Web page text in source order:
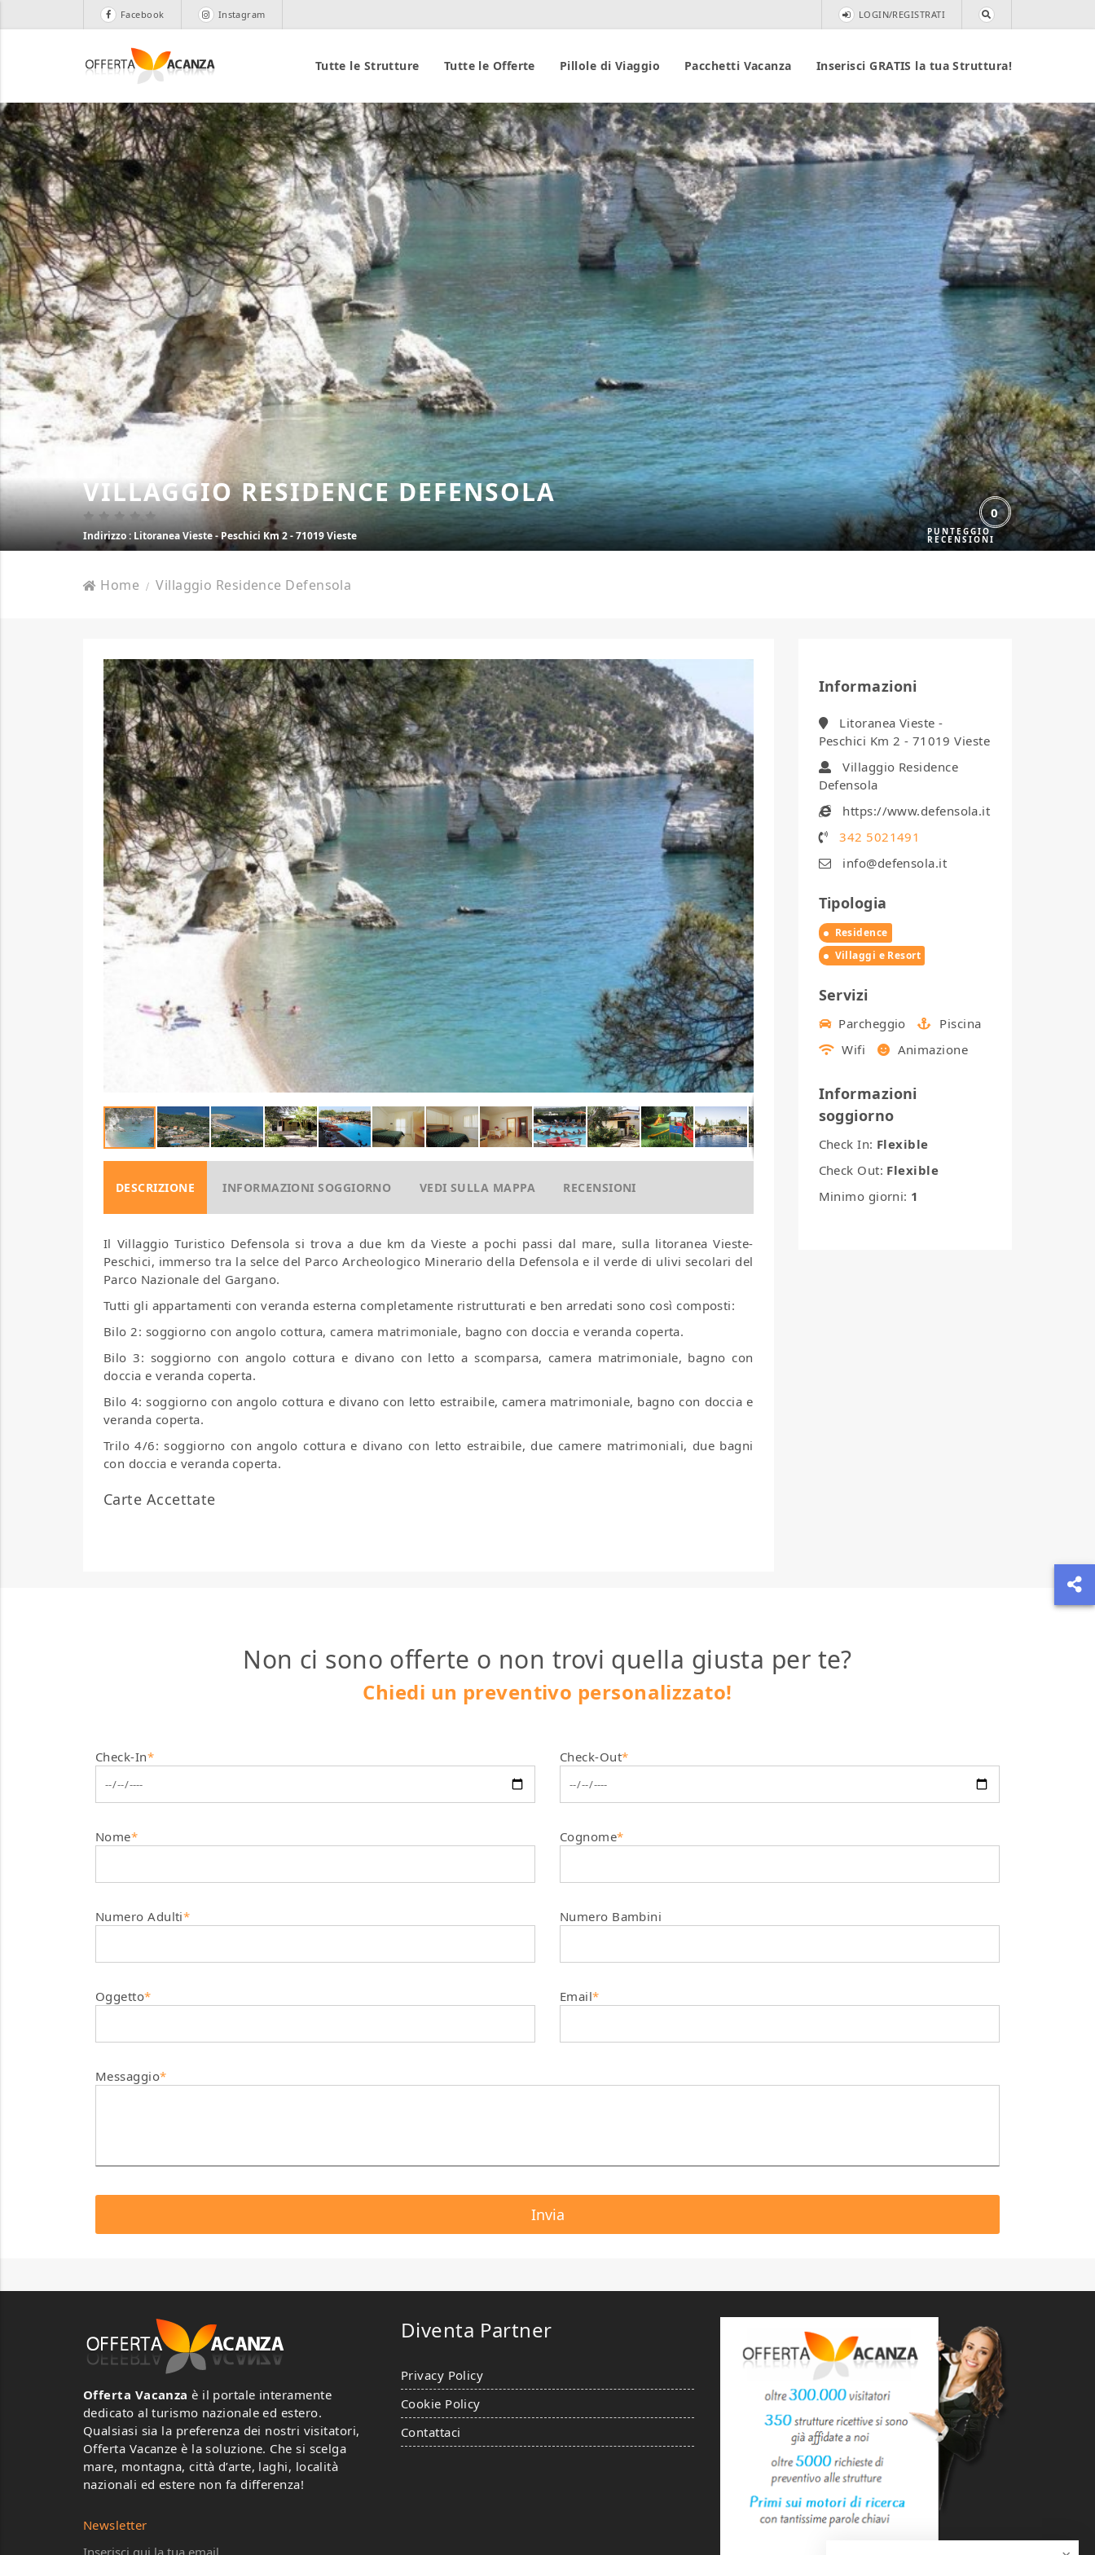
Facebook Instagram LOGIN/REGISTRATI
Tutte le Strutture Tutte le Offerte Pillole di Viaggio Pacchetti Vacanza Inserisci GRATIS la tua Struttura!
VILLAGGIO RESIDENCE DEFENSOLA
0
Indirizzo: Litoranea Vieste - Peschici Km 2 - 71019 Vieste
Home Villaggio Residence Defensola
Informazioni
Litoranea Vieste -
Peschici Km 2 - 71019 Vieste
Villaggio Residence
Defensola
https://www.defensola.it
342 5021491
info@defensola.it
Tipologia
Residence
Villaggi e Resort
Servizi
Parcheggio
Piscina
Wifi
Animazione
Informazioni
soggiorno
Check In: Flexible
Check Out: Flexible
Minimo giorni: 1
DESCRIZIONE INFORMAZIONI SOGGIORNO VEDI SULLA MAPPA RECENSIONI
Il Villaggio Turistico Defensola si trova a due km da Vieste a pochi passi dal mare, sulla litoranea Vieste-
Peschici, immerso tra la selce del Parco Archeologico Minerario della Defensola e il verde di ulivi secolari del
Parco Nazionale del Gargano.
Tutti gli appartamenti con veranda esterna completamente ristrutturati e ben arredati sono così composti:
Bilo 2: soggiorno con angolo cottura, camera matrimoniale, bagno con doccia e veranda coperta.
Bilo 3: soggiorno con angolo cottura e divano con letto a scomparsa, camera matrimoniale, bagno con
doccia e veranda coperta.
Bilo 4: soggiorno con angolo cottura e divano con letto estraibile, camera matrimoniale, bagno con doccia e
veranda coperta.
Trilo 4/6: soggiorno con angolo cottura e divano con letto estraibile, due camere matrimoniali, due bagni
con doccia e veranda coperta.
Carte Accettate
Non ci sono offerte o non trovi quella giusta per te?
Chiedi un preventivo personalizzato!
Check-In* Check-Out*
Nome* Cognome*
Numero Adulti* Numero Bambini
Oggetto* Email*
Messaggio*
Offerta Vacanza è il portale interamente
dedicato al turismo nazionale ed estero.
Qualsiasi sia la preferenza dei nostri visitatori,
Offerta Vacanze è la soluzione. Che si scelga
mare, montagna, città d’arte, laghi, località
nazionali ed estere non fa differenza!
Diventa Partner
Privacy Policy
Cookie Policy
Contattaci
Newsletter